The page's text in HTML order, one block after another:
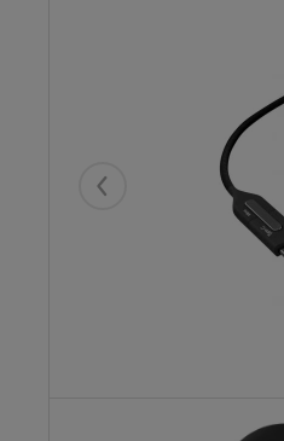
Eelmised